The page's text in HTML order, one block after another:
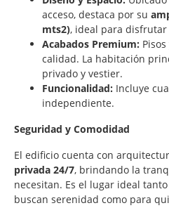
acceso, destaca por su
mts2), ideal para
Acabados Premium:
calidad. La habitación
privado y vestier.
Funcionalidad: Incluye
independiente.
Seguridad y Comodidad
El edificio cuenta con
privada 24/7, brindando la
necesitan. Es el lugar ideal
buscan serenidad como para